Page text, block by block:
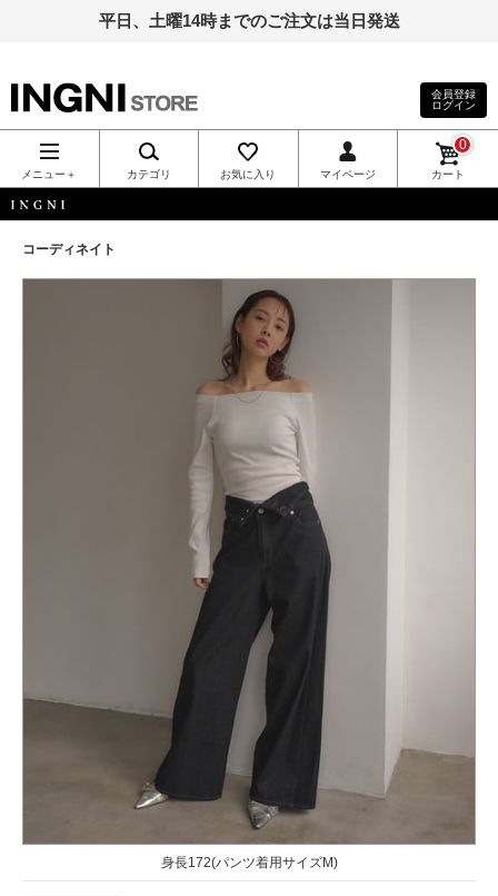
平日、土曜14時までのご注文は当日発送
INGNI（イン
グ）公式通
販｜INGNI
STORE
会員登録
ログイン
メニュー＋ カテゴリ お気に入り マイページ カート
0
コーディネイト
身長172(パンツ着用サイズM)